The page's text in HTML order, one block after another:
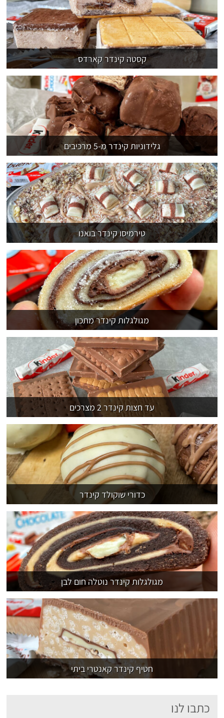
קסטה קינדר קארדס
גלידוניות קינדר מ-5 מרכיבים
טירמיסו קינדר בואנו
מגולגלות קינדר מתכון
עד חצות קינדר 2 מצרכים
כדורי שוקולד קינדר
מגולגלות קינדר נוטלה חום לבן
חטיף קינדר קאנטרי ביתי
כתבו לנו